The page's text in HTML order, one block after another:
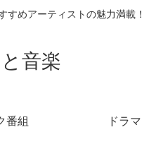
すめアーティストの魅力満載！
音楽
番組 ドラマ